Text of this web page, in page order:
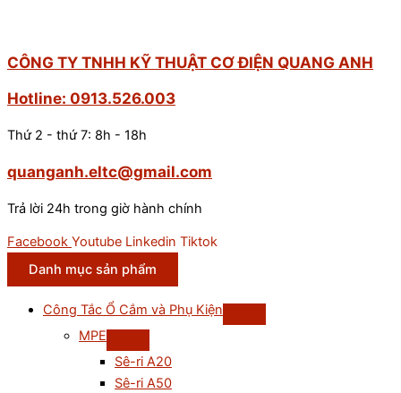
CÔNG TY TNHH KỸ THUẬT CƠ ĐIỆN QUANG ANH
Hotline: 0913.526.003
Thứ 2 - thứ 7: 8h - 18h
quanganh.eltc@gmail.com
Trả lời 24h trong giờ hành chính
Facebook Youtube Linkedin Tiktok
Danh mục sản phẩm
Công Tắc Ổ Cắm và Phụ Kiện
MPE
Sê-ri A20
Sê-ri A50